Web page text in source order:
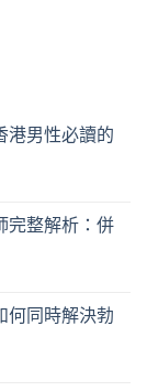
港男性必讀的
完整解析：併
何同時解決勃